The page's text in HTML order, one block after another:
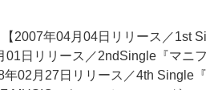
2007年04月04日リリース／1st
01日リリース／2ndSingle『マニ
02月27日リリース／4th Single